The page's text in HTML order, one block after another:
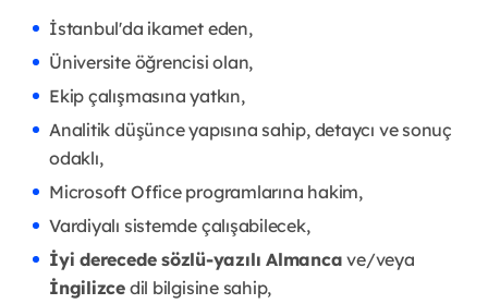
İstanbul'da ikamet eden,
Üniversite öğrencisi olan,
Ekip çalışmasına yatkın,
Analitik düşünce yapısına sahip, detaycı ve sonuç
odaklı,
Microsoft Office programlarına hakim,
Vardiyalı sistemde çalışabilecek,
İyi derecede sözlü-yazılı Almanca ve/veya
İngilizcedil bilgisine sahip,